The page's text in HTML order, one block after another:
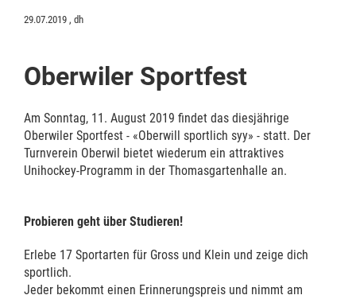
29.07.2019 , dh
Oberwiler Sportfest
Am Sonntag, 11. August 2019 findet das diesjährige
Oberwiler Sportfest - «Oberwill sportlich syy» - statt. Der
Turnverein Oberwil bietet wiederum ein attraktives
Unihockey-Programm in der Thomasgartenhalle an.
Probieren geht über Studieren!
Erlebe 17 Sportarten für Gross und Klein und zeige dich
sportlich.
Jeder bekommt einen Erinnerungspreis und nimmt am